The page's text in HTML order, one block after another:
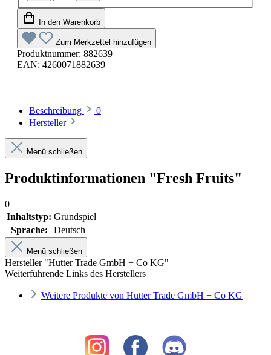
In den Warenkorb
Zum Merkzettel hinzufügen
Produktnummer: 882639
EAN: 4260071882639
Beschreibung
0
Hersteller
Menü schließen
Produktinformationen "Fresh Fruits"
0
Inhaltstyp: Grundspiel
Sprache:
Deutsch
Menü schließen
Hersteller "Hutter Trade GmbH + Co KG"
Weiterführende Links des Herstellers
Weitere Produkte von Hutter Trade GmbH + Co KG